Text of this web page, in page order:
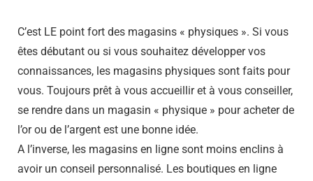
C’est LE point fort des magasins « physiques ». Si vous
êtes débutant ou si vous souhaitez développer vos
connaissances, les magasins physiques sont faits pour
vous. Toujours prêt à vous accueillir et à vous conseiller,
se rendre dans un magasin « physique » pour acheter de
l’or ou de l’argent est une bonne idée.
A l’inverse, les magasins en ligne sont moins enclins à
avoir un conseil personnalisé. Les boutiques en ligne